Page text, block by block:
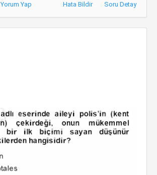
Yorum Yap Hata Bildir Soru Detay